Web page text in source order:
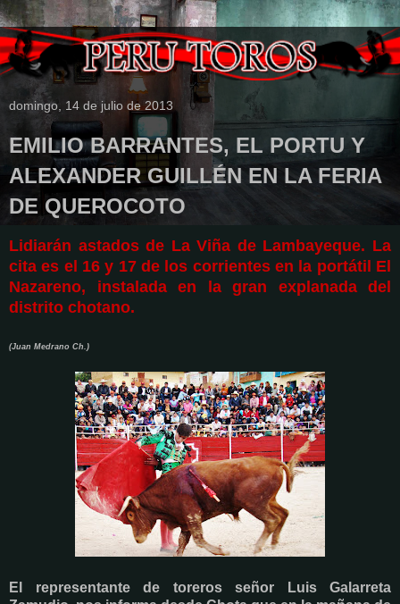
domingo, 14 de julio de 2013
EMILIO BARRANTES, EL PORTU Y
ALEXANDER GUILLÉN EN LA FERIA
DE QUEROCOTO
Lidiarán astados de La Viña de Lambayeque. La
cita es el 16 y 17 de los corrientes en la portátil El
Nazareno, instalada en la gran explanada del
distrito chotano.
(Juan Medrano Ch.)
El representante de toreros señor Luis Galarreta